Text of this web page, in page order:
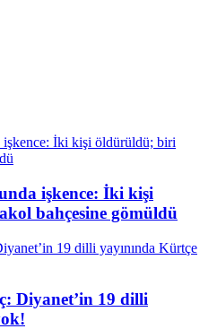
işkence: İki kişi
bahçesine gömüldü
Diyanet’in 19 dilli